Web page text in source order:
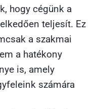
hogy cégünk a
teljesít. Ez
a szakmai
a hatékony
is, amely
számára